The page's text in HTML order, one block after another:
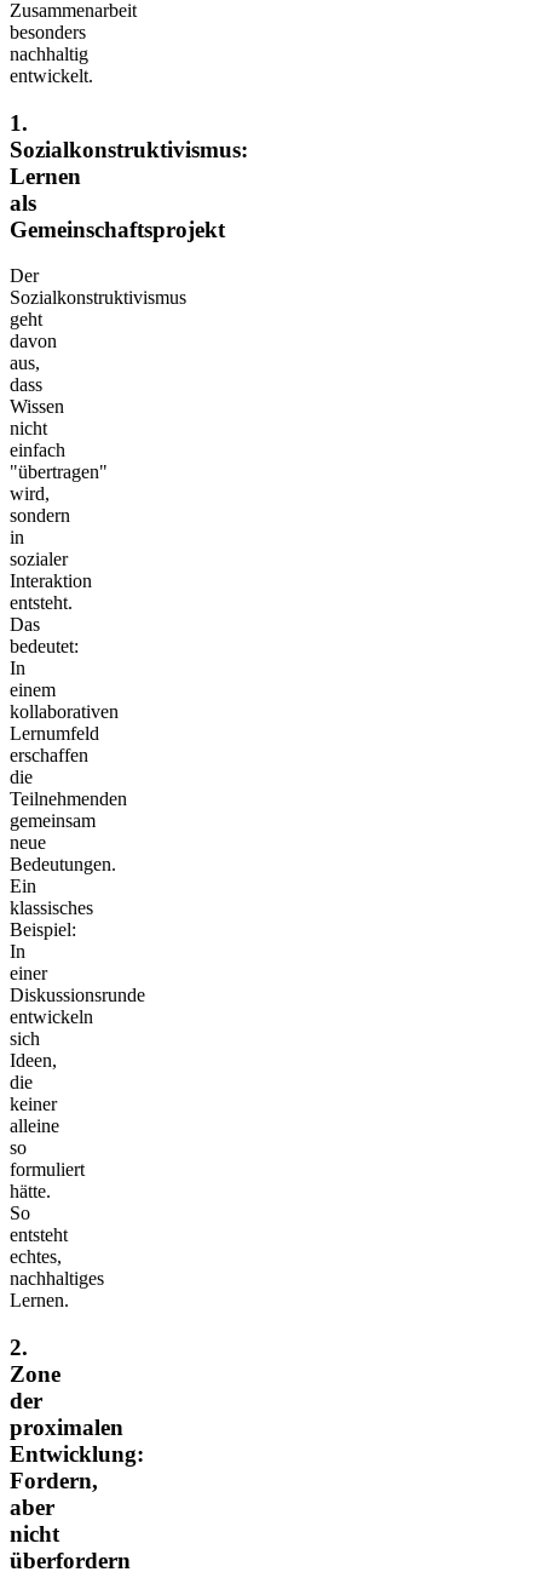
Zusammenarbeit
besonders
nachhaltig
entwickelt.
1.
Sozialkonstruktivismus:
Lernen
als
Gemeinschaftsprojekt
Der
Sozialkonstruktivismus
geht
davon
aus,
dass
Wissen
nicht
einfach
"übertragen"
wird,
sondern
in
sozialer
Interaktion
entsteht.
Das
bedeutet:
In
einem
kollaborativen
Lernumfeld
erschaffen
die
Teilnehmenden
gemeinsam
neue
Bedeutungen.
Ein
klassisches
Beispiel:
In
einer
Diskussionsrunde
entwickeln
sich
Ideen,
die
keiner
alleine
so
formuliert
hätte.
So
entsteht
echtes,
nachhaltiges
Lernen.
2.
Zone
der
proximalen
Entwicklung:
Fordern,
aber
nicht
überfordern